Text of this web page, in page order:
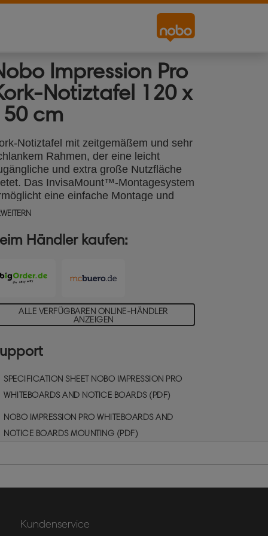
Impression Pro
Notiztafel 120 x
cm
Notiztafel mit zeitgemäßem und sehr
Rahmen, der eine leicht
und extra große Nutzfläche
Das InvisaMount™-Montagesystem
eine einfache Montage und
unsichtbar hinter der
sich bestens zum Anheften und
von Notizen. Größe: 120 x
Händler kaufen:
ALLE VERFÜGBAREN ONLINE-HÄNDLER
ANZEIGEN
SPECIFICATION SHEET NOBO IMPRESSION PRO
WHITEBOARDS AND NOTICE BOARDS (PDF)
NOBO IMPRESSION PRO WHITEBOARDS AND
NOTICE BOARDS MOUNTING (PDF)
Kundenservice